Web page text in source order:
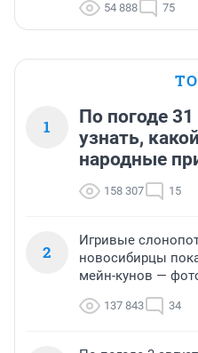
54 888 75
1
По погоде
узнать,
народные
158 307 15
2
Игривые
новосибирцы
мейн-кунов —
137 843 34